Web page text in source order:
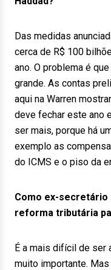
Das medidas
cerca de R$ 100
ano. O problema é
grande. As contas
aqui na Warren
deve fechar este ano
ser mais, porque há
exemplo as
do ICMS e o piso da
Como ex-secretário
reforma tributária
É a mais difícil de ser
muito importante.